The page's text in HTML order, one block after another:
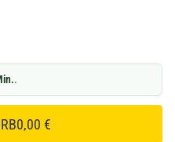
.
0,00 €